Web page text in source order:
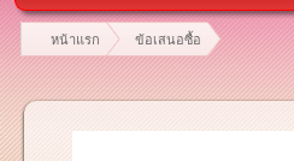
หน้าแรก ข้อเสนอซื้อ